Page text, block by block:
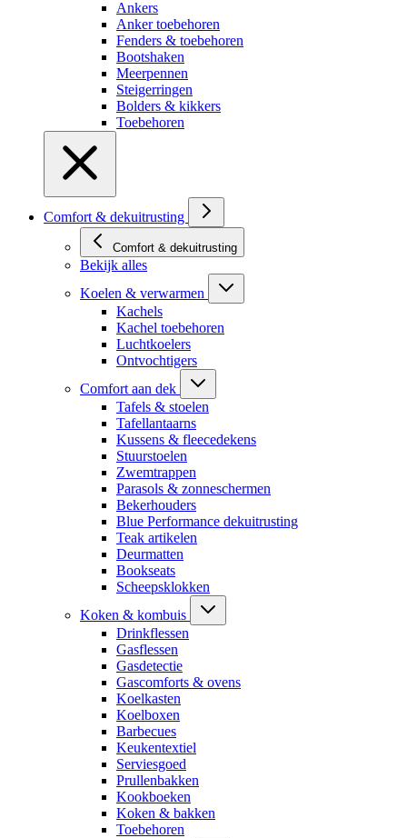
Ankers
Anker toebehoren
Fenders & toebehoren
Bootshaken
Meerpennen
Steigerringen
Bolders & kikkers
Toebehoren
Comfort & dekuitrusting
Comfort & dekuitrusting
Bekijk alles
Koelen & verwarmen
Kachels
Kachel toebehoren
Luchtkoelers
Ontvochtigers
Comfort aan dek
Tafels & stoelen
Tafellantaarns
Kussens & fleecedekens
Stuurstoelen
Zwemtrappen
Parasols & zonneschermen
Bekerhouders
Blue Performance dekuitrusting
Teak artikelen
Deurmatten
Bookseats
Scheepsklokken
Koken & kombuis
Drinkflessen
Gasflessen
Gasdetectie
Gascomforts & ovens
Koelkasten
Koelboxen
Barbecues
Keukentextiel
Serviesgoed
Prullenbakken
Kookboeken
Koken & bakken
Toebehoren